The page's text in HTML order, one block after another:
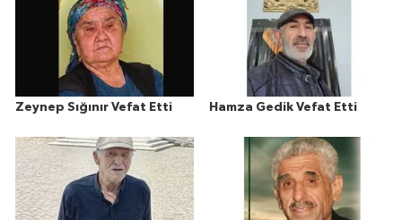
Zeynep Sığınır Vefat Etti Hamza Gedik Vefat Etti